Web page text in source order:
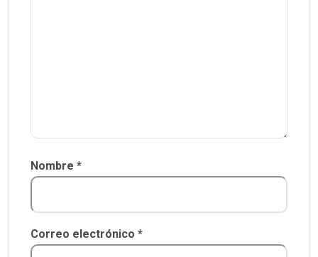
Nombre *
Correo electrónico *